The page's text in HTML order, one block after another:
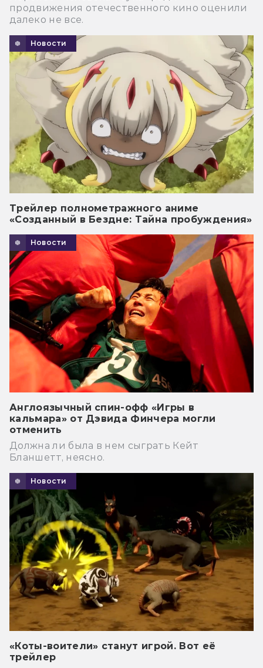
продвижения отечественного кино оценили
далеко не все.
Новости
Трейлер полнометражного аниме
«Созданный в Бездне: Тайна пробуждения»
Новости
Англоязычный спин-офф «Игры в
кальмара» от Дэвида Финчера могли
отменить
Должна ли была в нем сыграть Кейт
Бланшетт, неясно.
Новости
«Коты-воители» станут игрой. Вот её
трейлер